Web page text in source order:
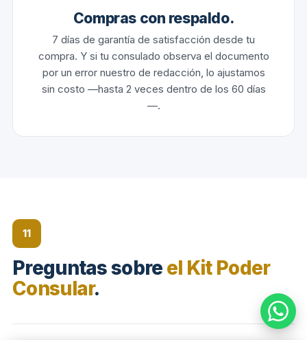
Compras con respaldo.
7 días de garantía de satisfacción desde tu
compra. Y si tu consulado observa el documento
por un error nuestro de redacción, lo ajustamos
sin costo —hasta 2 veces dentro de los 60 días
—.
11
Preguntas sobre el Kit Poder
Consular.